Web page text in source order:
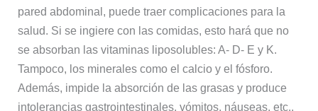
pared abdominal, puede traer complicaciones para la
salud. Si se ingiere con las comidas, esto hará que no
se absorban las vitaminas liposolubles: A- D- E y K.
Tampoco, los minerales como el calcio y el fósforo.
Además, impide la absorción de las grasas y produce
intolerancias gastrointestinales, vómitos, náuseas, etc.,